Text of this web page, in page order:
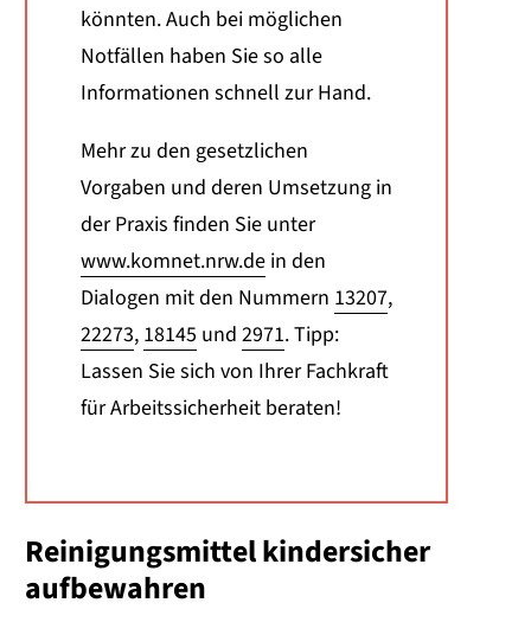
könnten. Auch bei möglichen
Notfällen haben Sie so alle
Informationen schnell zur Hand.
Mehr zu den gesetzlichen
Vorgaben und deren Umsetzung in
der Praxis finden Sie unter
www.komnet.nrw.de in den
Dialogen mit den Nummern 13207,
22273, 18145 und 2971. Tipp:
Lassen Sie sich von Ihrer Fachkraft
für Arbeitssicherheit beraten!
Reinigungsmittel kindersicher
aufbewahren